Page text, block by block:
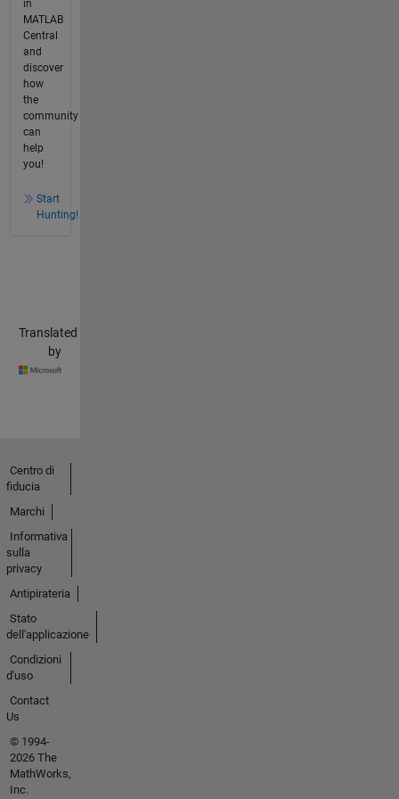
in
MATLAB
Central
and
discover
how
the
community
can
help
you!
Start
Hunting!
Translated
by
Centro di
fiducia
Marchi
Informativa
sulla
privacy
Antipirateria
Stato
dell'applicazione
Condizioni
d'uso
Contact
Us
© 1994-
2026 The
MathWorks,
Inc.